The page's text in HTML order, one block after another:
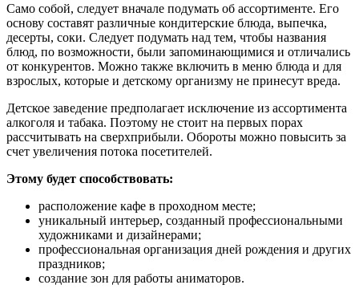
Само собой, следует вначале подумать об ассортименте. Его
основу составят различные кондитерские блюда, выпечка,
десерты, соки. Следует подумать над тем, чтобы названия
блюд, по возможности, были запоминающимися и отличались
от конкурентов. Можно также включить в меню блюда и для
взрослых, которые и детскому организму не принесут вреда.
Детское заведение предполагает исключение из ассортимента
алкоголя и табака. Поэтому не стоит на первых порах
рассчитывать на сверхприбыли. Обороты можно повысить за
счет увеличения потока посетителей.
Этому будет способствовать:
расположение кафе в проходном месте;
уникальный интерьер, созданный профессиональными
художниками и дизайнерами;
профессиональная организация дней рождения и других
праздников;
создание зон для работы аниматоров.